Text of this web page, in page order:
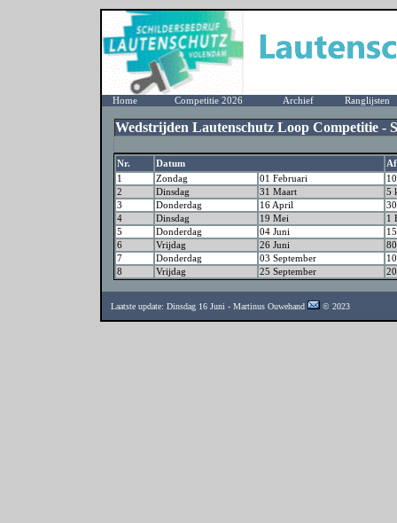
Home Competitie 2026 Archief Ranglijsten
Wedstrijden Lautenschutz Loop Competitie -
Nr. Datum
1
Zondag 01 Februari
2
Dinsdag 31 Maart
5
3
Donderdag 16 April
4
Dinsdag 19 Mei
1
5
Donderdag 04 Juni
6
Vrijdag 26 Juni
7
Donderdag 03 September
8
Vrijdag 25 September
Laatste update: Dinsdag 16 Juni - Martinus Ouwehand © 2023